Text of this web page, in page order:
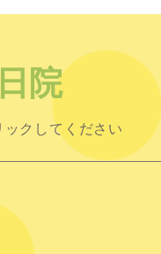
院
クしてください